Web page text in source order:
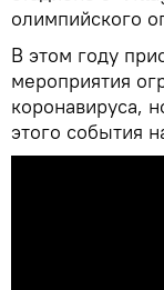
олимпийского
В этом году
мероприятия
коронавируса,
этого события